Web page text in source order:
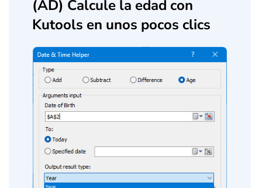
(AD) Calcule la edad con
Kutools en unos pocos clics